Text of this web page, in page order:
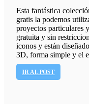
Esta fantástica
gratis la podemos
proyectos particulares
gratuita y sin
iconos y están
3D, forma simple y el
IR AL POST